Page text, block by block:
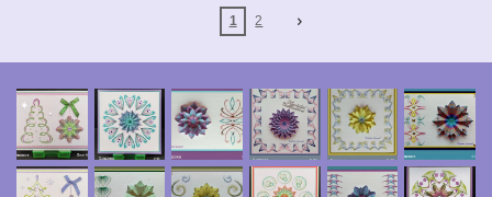
1 2